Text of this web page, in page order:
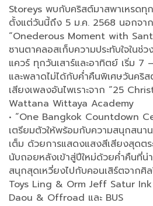
Storeys พบกับคริสต์มาสพาเหรดทุ
ตั้งแต่วันนี้ถึง 5 ม.ค. 2568 นอกจา
“Onederous Moment with
ซานตาคลอสเก็บความประทับใจในช่
แควร์ ทุกวันเสาร์และอาทิตย์ เริ่ม 7
และพลาดไม่ได้กับค่ำคืนพิเศษวันคริ
เสียงเพลงอันไพเราะจาก “25
Wattana Wittaya Academy
• “One Bangkok Countdown
เตรียมตัวให้พร้อมกับความสนุกสนา
เต็ม ด้วยการแสดงแสงสีเสียงสุดตร
นับถอยหลังเข้าสู่ปีใหม่ด้วยค่ำคืนที่น่
สนุกสุดเหวี่ยงไปกับคอนเสิร์ตจาก
Toys Ling & Orm Jeff Satur
Daou & Offroad และ BUS